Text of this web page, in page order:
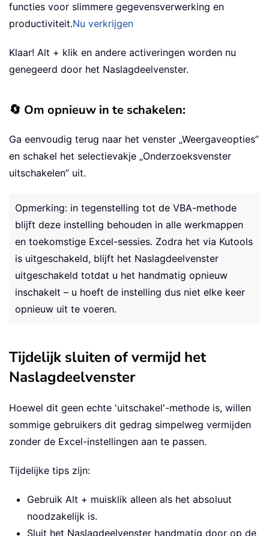
functies voor slimmere gegevensverwerking en
productiviteit.Nu verkrijgen
Klaar! Alt + klik en andere activeringen worden nu
genegeerd door het Naslagdeelvenster.
🔄 Om opnieuw in te schakelen:
Ga eenvoudig terug naar het venster „Weergaveopties”
en schakel het selectievakje „Onderzoeksvenster
uitschakelen” uit.
Opmerking: in tegenstelling tot de VBA-methode
blijft deze instelling behouden in alle werkmappen
en toekomstige Excel-sessies. Zodra het via Kutools
is uitgeschakeld, blijft het Naslagdeelvenster
uitgeschakeld totdat u het handmatig opnieuw
inschakelt – u hoeft de instelling dus niet elke keer
opnieuw uit te voeren.
Tijdelijk sluiten of vermijd het
Naslagdeelvenster
Hoewel dit geen echte 'uitschakel'-methode is, willen
sommige gebruikers dit gedrag simpelweg vermijden
zonder de Excel-instellingen aan te passen.
Tijdelijke tips zijn:
Gebruik Alt + muisklik alleen als het absoluut
noodzakelijk is.
Sluit het Naslagdeelvenster handmatig door op de